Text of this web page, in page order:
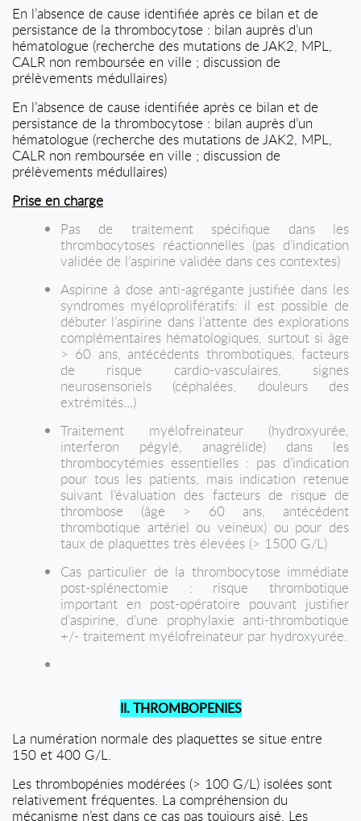
En l’absence de cause identifiée après ce bilan et de
persistance de la thrombocytose : bilan auprès d’un
hématologue (recherche des mutations de JAK2, MPL,
CALR non remboursée en ville ; discussion de
prélèvements médullaires)
En l’absence de cause identifiée après ce bilan et de
persistance de la thrombocytose : bilan auprès d’un
hématologue (recherche des mutations de JAK2, MPL,
CALR non remboursée en ville ; discussion de
prélèvements médullaires)
Prise en charge
Pas de traitement spécifique dans les
thrombocytoses réactionnelles (pas d’indication
validée de l’aspirine validée dans ces contextes)
Aspirine à dose anti-agrégante justifiée dans les
syndromes myéloprolifératifs: il est possible de
débuter l’aspirine dans l’attente des explorations
complémentaires hématologiques, surtout si âge
> 60 ans, antécédents thrombotiques, facteurs
de risque cardio-vasculaires, signes
neurosensoriels (céphalées, douleurs des
extrémités…)
Traitement myélofreinateur (hydroxyurée,
interferon pégylé, anagrélide) dans les
thrombocytémies essentielles : pas d’indication
pour tous les patients, mais indication retenue
suivant l’évaluation des facteurs de risque de
thrombose (âge > 60 ans, antécédent
thrombotique artériel ou veineux) ou pour des
taux de plaquettes très élevées (> 1500 G/L)
Cas particulier de la thrombocytose immédiate
post-splénectomie : risque thrombotique
important en post-opératoire pouvant justifier
d’aspirine, d’une prophylaxie anti-thrombotique
+/- traitement myélofreinateur par hydroxyurée.
II. THROMBOPENIES
La numération normale des plaquettes se situe entre
150 et 400 G/L.
Les thrombopénies modérées (> 100 G/L) isolées sont
relativement fréquentes. La compréhension du
mécanisme n’est dans ce cas pas toujours aisé. Les